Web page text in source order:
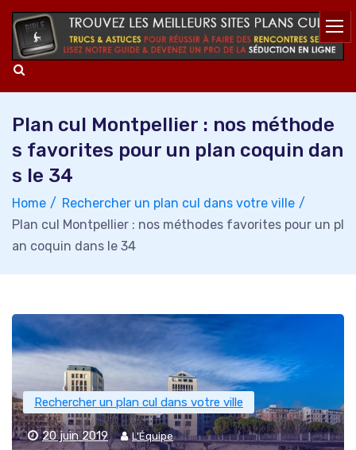
Skip
content
Plan cul Montpellier : nos méthode
s favorites pour un plan coquin dan
s le 34
Home
Rechercher un plan cul dans votre ville
Plan cul Montpellier : nos méthodes favorites pour un pl
an coquin dans le 34
Rechercher un plan cul dans votre ville
20 juin 2019 L'Équipe